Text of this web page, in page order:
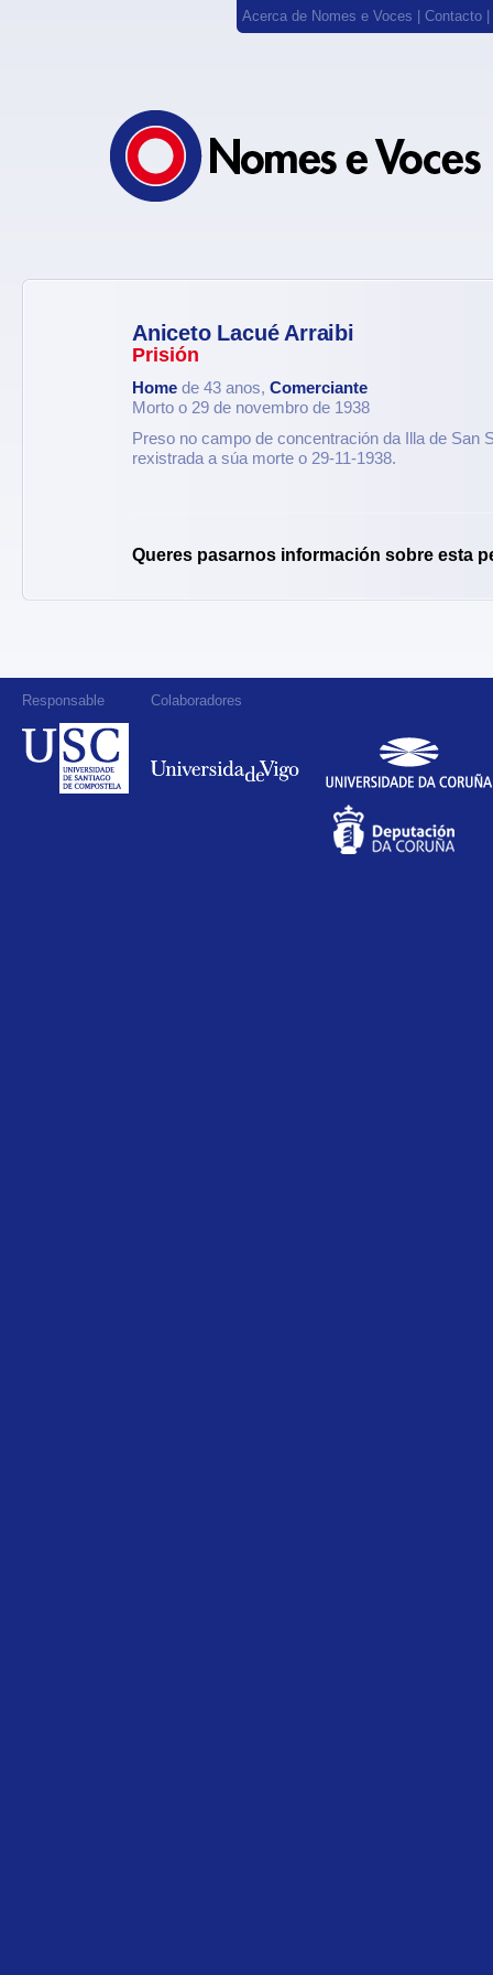
Acerca de Nomes e Voces Contacto
Aniceto Lacué Arraibi
Prisión
Home de 43 anos, Comerciante
Morto o 29 de novembro de 1938
Preso no campo de concentración da Illa de San
rexistrada a súa morte o 29-11-1938.
Queres pasarnos información sobre esta
Responsable Colaboradores